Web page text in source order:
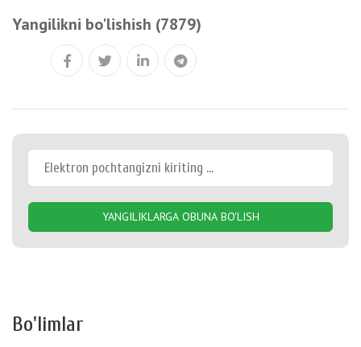
Yangilikni bo'lishish (7879)
YANGILIKLARGA OBUNA BO'LISH
Bo'limlar